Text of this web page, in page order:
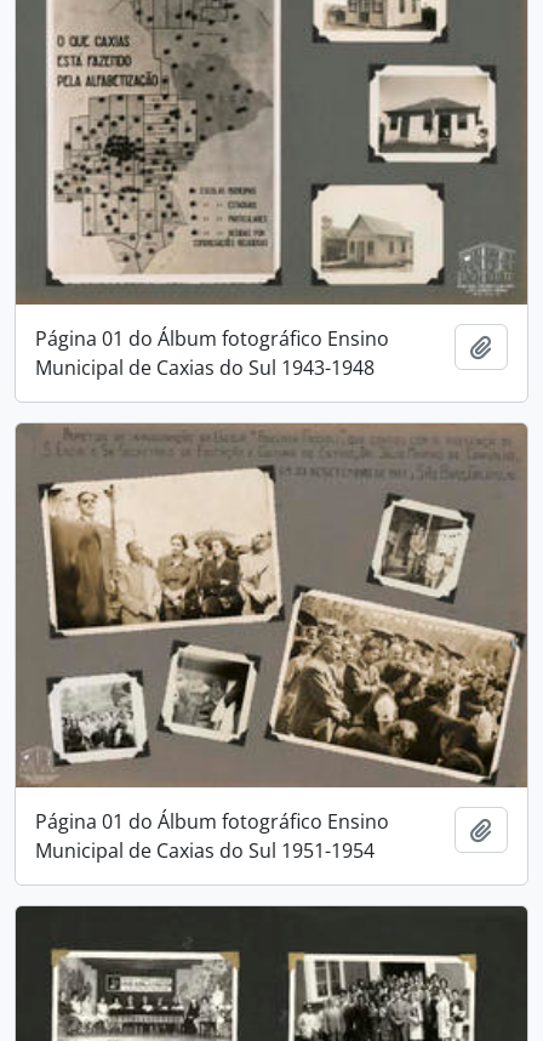
Página 01 do Álbum fotográfico Ensino
Municipal de Caxias do Sul 1943-1948
Página 01 do Álbum fotográfico Ensino
Municipal de Caxias do Sul 1951-1954